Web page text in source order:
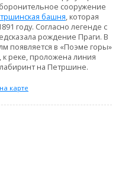
сооружение
башня, которая
году. Согласно легенде с
рождение Праги. В
появляется в «Поэме горы»
реке, проложена линия
на Петршине.
карте